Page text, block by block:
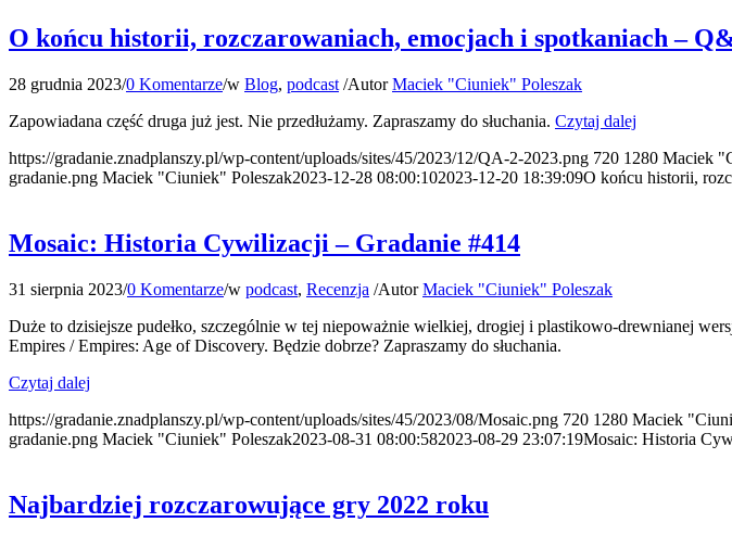
O końcu historii, rozczarowaniach, emocjach i spotkaniach –
28 grudnia 2023/0 Komentarze/w Blog, podcast /AutorMaciek "Ciuniek" Poleszak
Zapowiadana część druga już jest. Nie przedłużamy. Zapraszamy do słuchania. Czytaj dalej
https://gradanie.znadplanszy.pl/wp-content/uploads/sites/45/2023/12/QA-2-2023.png 720 1280 Maciek
gradanie.png Maciek "Ciuniek" Poleszak2023-12-28 08:00:102023-12-20 18:39:09O końcu historii,
Mosaic: Historia Cywilizacji – Gradanie #414
31 sierpnia 2023/0 Komentarze/w podcast, Recenzja /AutorMaciek "Ciuniek" Poleszak
Duże to dzisiejsze pudełko, szczególnie w tej niepoważnie wielkiej, drogiej i plastikowo-drewnianej
Empires / Empires: Age of Discovery. Będzie dobrze? Zapraszamy do słuchania.
Czytaj dalej
https://gradanie.znadplanszy.pl/wp-content/uploads/sites/45/2023/08/Mosaic.png 720 1280 Maciek
gradanie.png Maciek "Ciuniek" Poleszak2023-08-31 08:00:582023-08-29 23:07:19Mosaic: Historia
Najbardziej rozczarowujące gry 2022 roku